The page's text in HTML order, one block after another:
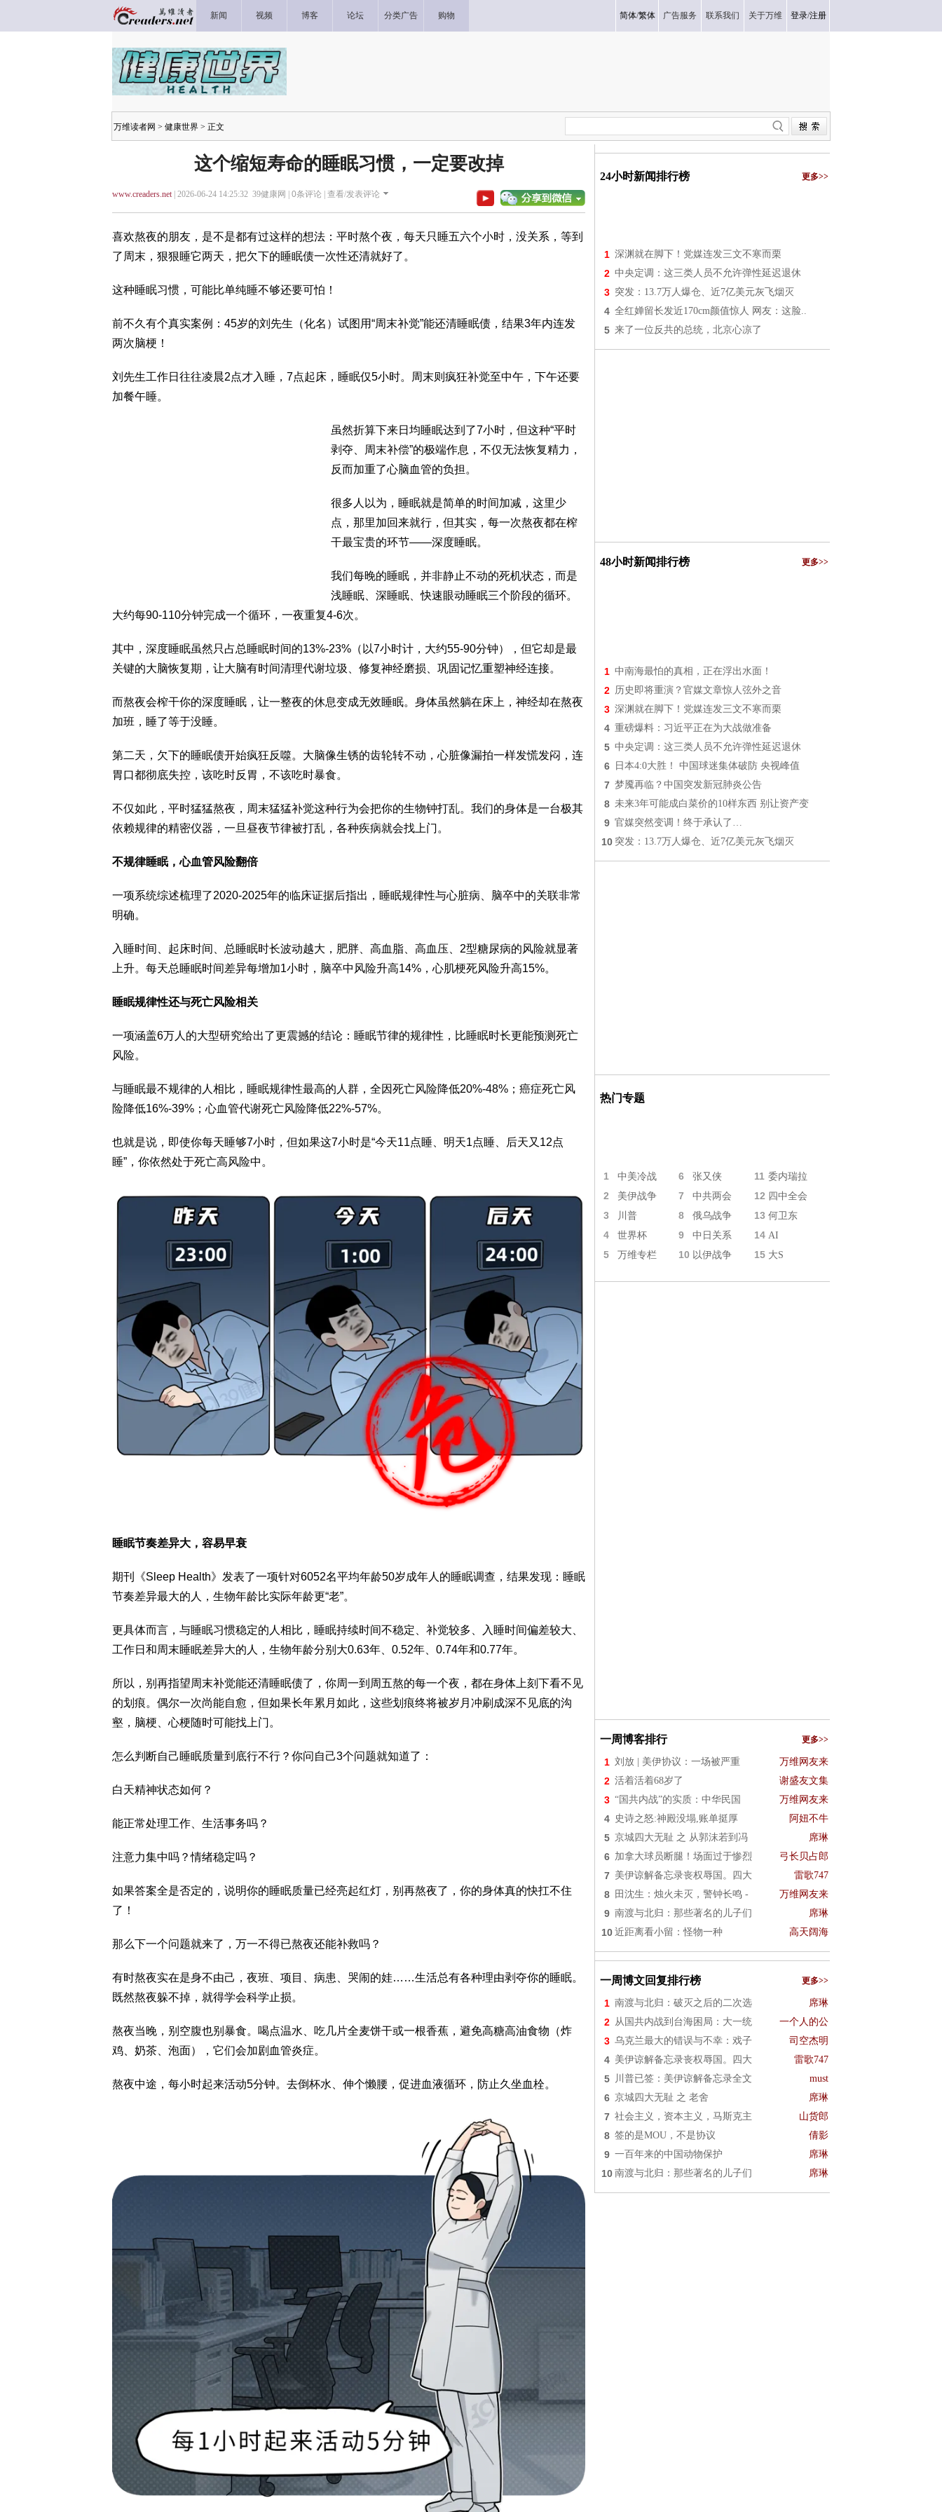
新闻 视频 博客 论坛 分类广告 购物 简体/繁体 广告服务 联系我们 关于万维 登录/注册
万维读者网 > 健康世界 > 正文
这个缩短寿命的睡眠习惯，一定要改掉
www.creaders.net| 2026-06-24 14:25:32 39健康网 | 0条评论 | 查看/发表评论
喜欢熬夜的朋友，是不是都有过这样的想法：平时熬个夜，每天只睡五六个小时，没关系，等到
了周末，狠狠睡它两天，把欠下的睡眠债一次性还清就好了。
这种睡眠习惯，可能比单纯睡不够还要可怕！
前不久有个真实案例：45岁的刘先生（化名）试图用“周末补觉”能还清睡眠债，结果3年内连发
两次脑梗！
刘先生工作日往往凌晨2点才入睡，7点起床，睡眠仅5小时。周末则疯狂补觉至中午，下午还要
加餐午睡。
虽然折算下来日均睡眠达到了7小时，但这种“平时
剥夺、周末补偿”的极端作息，不仅无法恢复精力，
反而加重了心脑血管的负担。
很多人以为，睡眠就是简单的时间加减，这里少
点，那里加回来就行，但其实，每一次熬夜都在榨
干最宝贵的环节——深度睡眠。
我们每晚的睡眠，并非静止不动的死机状态，而是
浅睡眠、深睡眠、快速眼动睡眠三个阶段的循环。
大约每90-110分钟完成一个循环，一夜重复4-6次。
其中，深度睡眠虽然只占总睡眠时间的13%-23%（以7小时计，大约55-90分钟），但它却是最
关键的大脑恢复期，让大脑有时间清理代谢垃圾、修复神经磨损、巩固记忆重塑神经连接。
而熬夜会榨干你的深度睡眠，让一整夜的休息变成无效睡眠。身体虽然躺在床上，神经却在熬夜
加班，睡了等于没睡。
第二天，欠下的睡眠债开始疯狂反噬。大脑像生锈的齿轮转不动，心脏像漏拍一样发慌发闷，连
胃口都彻底失控，该吃时反胃，不该吃时暴食。
不仅如此，平时猛猛熬夜，周末猛猛补觉这种行为会把你的生物钟打乱。我们的身体是一台极其
依赖规律的精密仪器，一旦昼夜节律被打乱，各种疾病就会找上门。
不规律睡眠，心血管风险翻倍
一项系统综述梳理了2020-2025年的临床证据后指出，睡眠规律性与心脏病、脑卒中的关联非常
明确。
入睡时间、起床时间、总睡眠时长波动越大，肥胖、高血脂、高血压、2型糖尿病的风险就显著
上升。每天总睡眠时间差异每增加1小时，脑卒中风险升高14%，心肌梗死风险升高15%。
睡眠规律性还与死亡风险相关
一项涵盖6万人的大型研究给出了更震撼的结论：睡眠节律的规律性，比睡眠时长更能预测死亡
风险。
与睡眠最不规律的人相比，睡眠规律性最高的人群，全因死亡风险降低20%-48%；癌症死亡风
险降低16%-39%；心血管代谢死亡风险降低22%-57%。
也就是说，即使你每天睡够7小时，但如果这7小时是“今天11点睡、明天1点睡、后天又12点
睡”，你依然处于死亡高风险中。
睡眠节奏差异大，容易早衰
期刊《Sleep Health》发表了一项针对6052名平均年龄50岁成年人的睡眠调查，结果发现：睡眠
节奏差异最大的人，生物年龄比实际年龄更“老”。
更具体而言，与睡眠习惯稳定的人相比，睡眠持续时间不稳定、补觉较多、入睡时间偏差较大、
工作日和周末睡眠差异大的人，生物年龄分别大0.63年、0.52年、0.74年和0.77年。
所以，别再指望周末补觉能还清睡眠债了，你周一到周五熬的每一个夜，都在身体上刻下看不见
的划痕。偶尔一次尚能自愈，但如果长年累月如此，这些划痕终将被岁月冲刷成深不见底的沟
壑，脑梗、心梗随时可能找上门。
怎么判断自己睡眠质量到底行不行？你问自己3个问题就知道了：
白天精神状态如何？
能正常处理工作、生活事务吗？
注意力集中吗？情绪稳定吗？
如果答案全是否定的，说明你的睡眠质量已经亮起红灯，别再熬夜了，你的身体真的快扛不住
了！
那么下一个问题就来了，万一不得已熬夜还能补救吗？
有时熬夜实在是身不由己，夜班、项目、病患、哭闹的娃……生活总有各种理由剥夺你的睡眠。
既然熬夜躲不掉，就得学会科学止损。
熬夜当晚，别空腹也别暴食。喝点温水、吃几片全麦饼干或一根香蕉，避免高糖高油食物（炸
鸡、奶茶、泡面），它们会加剧血管炎症。
熬夜中途，每小时起来活动5分钟。去倒杯水、伸个懒腰，促进血液循环，防止久坐血栓。
24小时新闻排行榜 更多>>
1 深渊就在脚下！党媒连发三文不寒而栗
2 中央定调：这三类人员不允许弹性延迟退休
3 突发：13.7万人爆仓、近7亿美元灰飞烟灭
4 全红婵留长发近170cm颜值惊人 网友：这脸..
5 来了一位反共的总统，北京心凉了
48小时新闻排行榜 更多>>
1 中南海最怕的真相，正在浮出水面！
2 历史即将重演？官媒文章惊人弦外之音
3 深渊就在脚下！党媒连发三文不寒而栗
4 重磅爆料：习近平正在为大战做准备
5 中央定调：这三类人员不允许弹性延迟退休
6 日本4:0大胜！ 中国球迷集体破防 央视峰值
7 梦魇再临？中国突发新冠肺炎公告
8 未来3年可能成白菜价的10样东西 别让资产变
9 官媒突然变调！终于承认了…
10 突发：13.7万人爆仓、近7亿美元灰飞烟灭
热门专题
1 中美冷战 6 张又侠 11 委内瑞拉
2 美伊战争 7 中共两会 12 四中全会
3 川普 8 俄乌战争 13 何卫东
4 世界杯 9 中日关系 14 AI
5 万维专栏 10 以伊战争 15 大S
一周博客排行 更多>>
1 刘放 | 美伊协议：一场被严重 万维网友来
2 活着活着68岁了 谢盛友文集
3 “国共内战”的实质：中华民国 万维网友来
4 史诗之怒:神殿没塌,账单挺厚 阿妞不牛
5 京城四大无耻 之 从郭沫若到冯 席琳
6 加拿大球员断腿！场面过于惨烈 弓长贝占郎
7 美伊谅解备忘录丧权辱国。四大 雷歌747
8 田沈生：烛火未灭，警钟长鸣 - 万维网友来
9 南渡与北归：那些著名的儿子们 席琳
10 近距离看小留：怪物一种 高天阔海
一周博文回复排行榜 更多>>
1 南渡与北归：破灭之后的二次选 席琳
2 从国共内战到台海困局：大一统 一个人的公
3 乌克兰最大的错误与不幸：戏子 司空杰明
4 美伊谅解备忘录丧权辱国。四大 雷歌747
5 川普已签：美伊谅解备忘录全文 must
6 京城四大无耻 之 老舍 席琳
7 社会主义，资本主义，马斯克主 山货郎
8 签的是MOU，不是协议 倩影
9 一百年来的中国动物保护 席琳
10 南渡与北归：那些著名的儿子们 席琳